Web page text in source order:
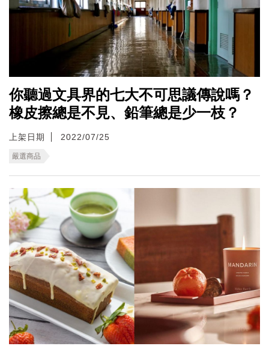
你聽過文具界的七大不可思議傳說嗎？
橡皮擦總是不見、鉛筆總是少一枝？
上架日期 2022/07/25
嚴選商品